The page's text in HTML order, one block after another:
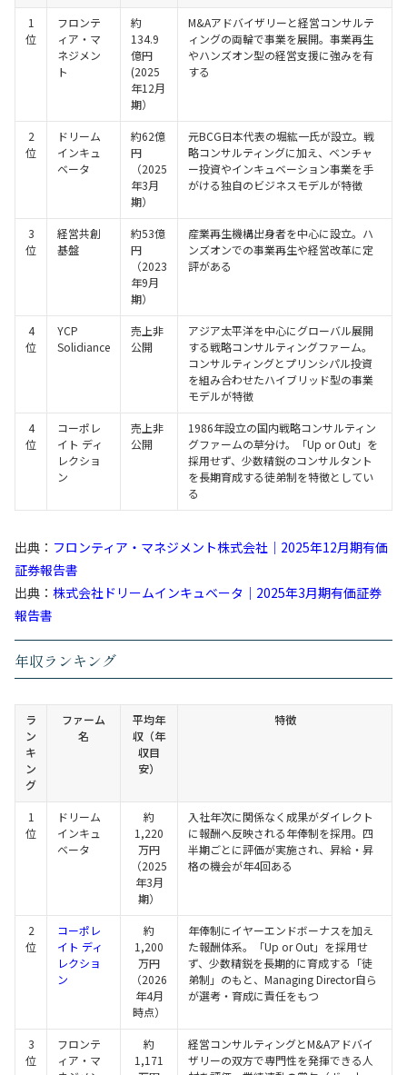
1
位
フロンテ
ィア・マ
ネジメン
ト
約
134.9
億円
(2025
年12月
期）
M&Aアドバイザリーと経営コンサルテ
ィングの両輪で事業を展開。事業再生
やハンズオン型の経営支援に強みを有
する
2
位
ドリーム
インキュ
ベータ
約62億
円
（2025
年3月
期）
元BCG日本代表の堀紘一氏が設立。戦
略コンサルティングに加え、ベンチャ
ー投資やインキュベーション事業を手
がける独自のビジネスモデルが特徴
3
位
経営共創
基盤
約53億
円
（2023
年9月
期）
産業再生機構出身者を中心に設立。ハ
ンズオンでの事業再生や経営改革に定
評がある
4
位
YCP
Solidiance
売上非
公開
アジア太平洋を中心にグローバル展開
する戦略コンサルティングファーム。
コンサルティングとプリンシパル投資
を組み合わせたハイブリッド型の事業
モデルが特徴
4
位
コーポレ
イト ディ
レクショ
ン
売上非
公開
1986年設立の国内戦略コンサルティン
グファームの草分け。「Up or Out」を
採用せず、少数精鋭のコンサルタント
を長期育成する徒弟制を特徴としてい
る
出典： フロンティア・マネジメント株式会社｜2025年12月期有価
証券報告書
出典： 株式会社ドリームインキュベータ｜2025年3月期有価証券
報告書
年収ランキング
ラ
ン
キ
ン
グ
ファーム
名
平均年
収（年
収目
安）
特徴
1
位
ドリーム
インキュ
ベータ
約
1,220
万円
（2025
年3月
期）
入社年次に関係なく成果がダイレクト
に報酬へ反映される年俸制を採用。四
半期ごとに評価が実施され、昇給・昇
格の機会が年4回ある
2
位
コーポレ
イト ディ
レクショ
ン
約
1,200
万円
（2026
年4月
時点）
年俸制にイヤーエンドボーナスを加え
た報酬体系。「Up or Out」を採用せ
ず、少数精鋭を長期的に育成する「徒
弟制」のもと、Managing Director自ら
が選考・育成に責任をもつ
3
位
フロンテ
ィア・マ
約
1,171
経営コンサルティングとM&Aアドバイ
ザリーの双方で専門性を発揮できる人